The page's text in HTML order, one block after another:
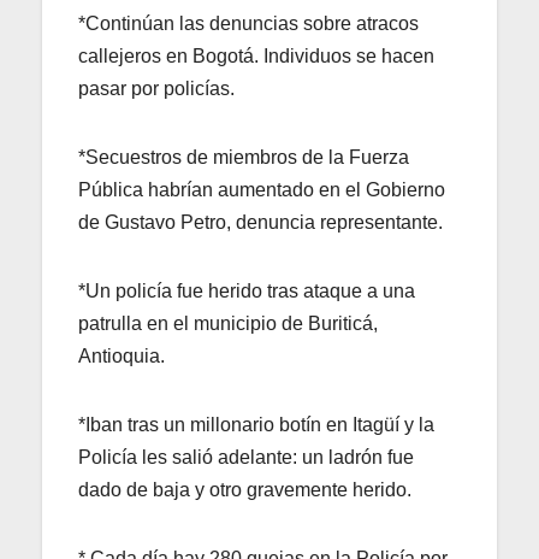
*Continúan las denuncias sobre atracos
callejeros en Bogotá. Individuos se hacen
pasar por policías.
*Secuestros de miembros de la Fuerza
Pública habrían aumentado en el Gobierno
de Gustavo Petro, denuncia representante.
*Un policía fue herido tras ataque a una
patrulla en el municipio de Buriticá,
Antioquia.
*Iban tras un millonario botín en Itagüí y la
Policía les salió adelante: un ladrón fue
dado de baja y otro gravemente herido.